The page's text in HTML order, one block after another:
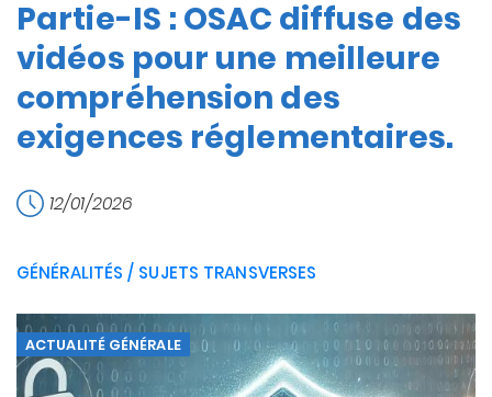
Partie-IS : OSAC diffuse des
vidéos pour une meilleure
compréhension des
exigences réglementaires.
12/01/2026
GÉNÉRALITÉS / SUJETS TRANSVERSES
ACTUALITÉ GÉNÉRALE